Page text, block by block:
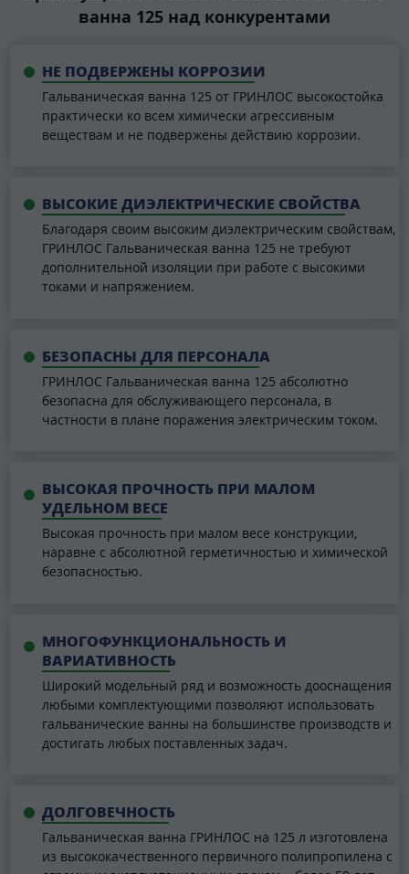
ванна 125 над конкурентами
НЕ ПОДВЕРЖЕНЫ КОРРОЗИИ
Гальваническая ванна 125 от ГРИНЛОС высокостойка
практически ко всем химически агрессивным
веществам и не подвержены действию коррозии.
ВЫСОКИЕ ДИЭЛЕКТРИЧЕСКИЕ СВОЙСТВА
Благодаря своим высоким диэлектрическим свойствам,
ГРИНЛОС Гальваническая ванна 125 не требуют
дополнительной изоляции при работе с высокими
токами и напряжением.
БЕЗОПАСНЫ ДЛЯ ПЕРСОНАЛА
ГРИНЛОС Гальваническая ванна 125 абсолютно
безопасна для обслуживающего персонала, в
частности в плане поражения электрическим током.
ВЫСОКАЯ ПРОЧНОСТЬ ПРИ МАЛОМ
УДЕЛЬНОМ ВЕСЕ
Высокая прочность при малом весе конструкции,
наравне с абсолютной герметичностью и химической
безопасностью.
МНОГОФУНКЦИОНАЛЬНОСТЬ И
ВАРИАТИВНОСТЬ
Широкий модельный ряд и возможность дооснащения
любыми комплектующими позволяют использовать
гальванические ванны на большинстве производств и
достигать любых поставленных задач.
ДОЛГОВЕЧНОСТЬ
Гальваническая ванна ГРИНЛОС на 125 л изготовлена
из высококачественного первичного полипропилена с